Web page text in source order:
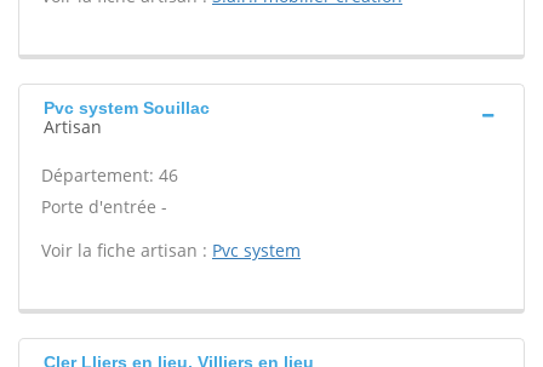
Pvc system Souillac
Artisan
Département: 46
Porte d'entrée -
Voir la fiche artisan : Pvc system
Cler Lliers en lieu, Villiers en lieu